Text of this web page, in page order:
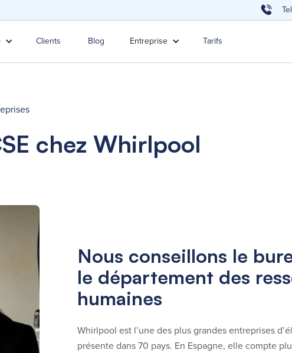
Clients Blog Entreprise Tarifs
chez Whirlpool
Nous conseillons le
le département des
humaines
Whirlpool est l’une des plus grandes entreprises
présente dans 70 pays. En Espagne, elle compte